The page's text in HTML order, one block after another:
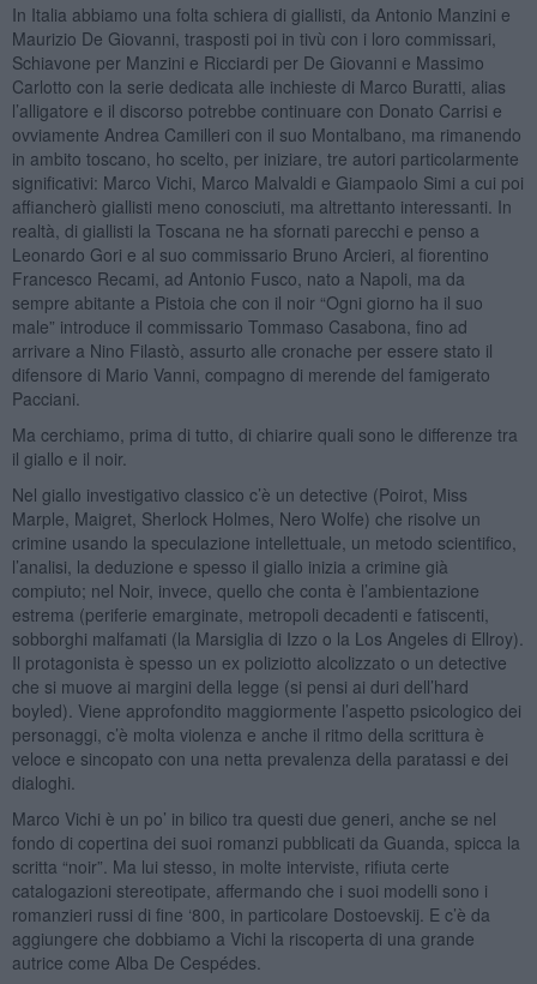
In Italia abbiamo una folta schiera di giallisti, da Antonio Manzini e
Maurizio De Giovanni, trasposti poi in tivù con i loro commissari,
Schiavone per Manzini e Ricciardi per De Giovanni e Massimo
Carlotto con la serie dedicata alle inchieste di Marco Buratti, alias
l’alligatore e il discorso potrebbe continuare con Donato Carrisi e
ovviamente Andrea Camilleri con il suo Montalbano, ma rimanendo
in ambito toscano, ho scelto, per iniziare, tre autori particolarmente
significativi: Marco Vichi, Marco Malvaldi e Giampaolo Simi a cui poi
affiancherò giallisti meno conosciuti, ma altrettanto interessanti. In
realtà, di giallisti la Toscana ne ha sfornati parecchi e penso a
Leonardo Gori e al suo commissario Bruno Arcieri, al fiorentino
Francesco Recami, ad Antonio Fusco, nato a Napoli, ma da
sempre abitante a Pistoia che con il noir “Ogni giorno ha il suo
male” introduce il commissario Tommaso Casabona, fino ad
arrivare a Nino Filastò, assurto alle cronache per essere stato il
difensore di Mario Vanni, compagno di merende del famigerato
Pacciani.
Ma cerchiamo, prima di tutto, di chiarire quali sono le differenze tra
il giallo e il noir.
Nel giallo investigativo classico c’è un detective (Poirot, Miss
Marple, Maigret, Sherlock Holmes, Nero Wolfe) che risolve un
crimine usando la speculazione intellettuale, un metodo scientifico,
l’analisi, la deduzione e spesso il giallo inizia a crimine già
compiuto; nel Noir, invece, quello che conta è l’ambientazione
estrema (periferie emarginate, metropoli decadenti e fatiscenti,
sobborghi malfamati (la Marsiglia di Izzo o la Los Angeles di Ellroy).
Il protagonista è spesso un ex poliziotto alcolizzato o un detective
che si muove ai margini della legge (si pensi ai duri dell’hard
boyled). Viene approfondito maggiormente l’aspetto psicologico dei
personaggi, c’è molta violenza e anche il ritmo della scrittura è
veloce e sincopato con una netta prevalenza della paratassi e dei
dialoghi.
Marco Vichi è un po’ in bilico tra questi due generi, anche se nel
fondo di copertina dei suoi romanzi pubblicati da Guanda, spicca la
scritta “noir”. Ma lui stesso, in molte interviste, rifiuta certe
catalogazioni stereotipate, affermando che i suoi modelli sono i
romanzieri russi di fine ‘800, in particolare Dostoevskij. E c’è da
aggiungere che dobbiamo a Vichi la riscoperta di una grande
autrice come Alba De Cespédes.